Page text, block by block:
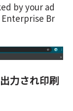
by your ad
Br
力され印刷